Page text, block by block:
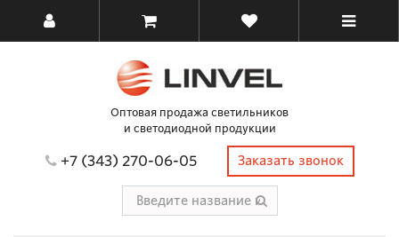
Оптовая продажа светильников
и светодиодной продукции
+7 (343) 270-06-05 Заказать звонок